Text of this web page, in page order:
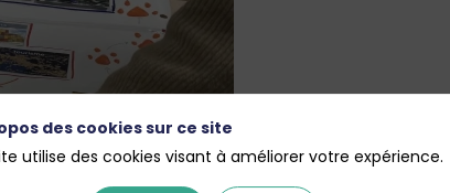
des cookies sur ce site
utilise des cookies visant à améliorer votre expérience.